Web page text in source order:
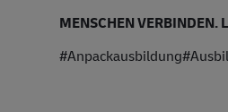
MENSCHEN VERBINDEN.